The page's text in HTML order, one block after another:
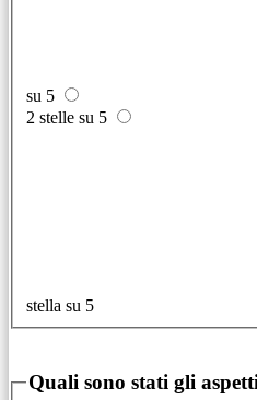
su 5
2 stelle su 5
stella su 5
Quali sono stati gli